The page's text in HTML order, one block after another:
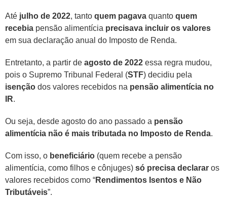
Até julho de 2022, tanto quem pagava quanto quem
recebia pensão alimentícia precisava incluir os valores
em sua declaração anual do Imposto de Renda.
Entretanto, a partir de agosto de 2022 essa regra mudou,
pois o Supremo Tribunal Federal (STF) decidiu pela
isenção dos valores recebidos na pensão alimentícia no
IR.
Ou seja, desde agosto do ano passado a pensão
alimentícia não é mais tributada no Imposto de Renda.
Com isso, o beneficiário (quem recebe a pensão
alimentícia, como filhos e cônjuges) só precisa declarar os
valores recebidos como “Rendimentos Isentos e Não
Tributáveis”.